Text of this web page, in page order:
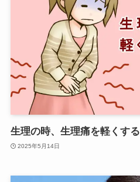
生理の時、生理痛を軽くする
2025年5月14日